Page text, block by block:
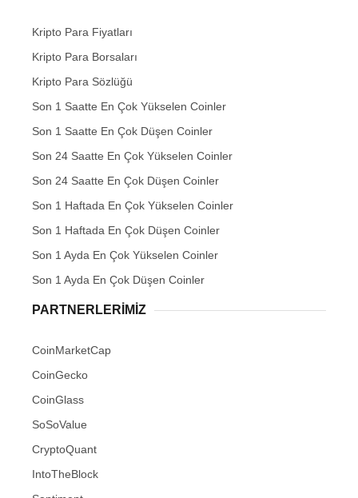
Kripto Para Fiyatları
Kripto Para Borsaları
Kripto Para Sözlüğü
Son 1 Saatte En Çok Yükselen Coinler
Son 1 Saatte En Çok Düşen Coinler
Son 24 Saatte En Çok Yükselen Coinler
Son 24 Saatte En Çok Düşen Coinler
Son 1 Haftada En Çok Yükselen Coinler
Son 1 Haftada En Çok Düşen Coinler
Son 1 Ayda En Çok Yükselen Coinler
Son 1 Ayda En Çok Düşen Coinler
PARTNERLERIMIZ
CoinMarketCap
CoinGecko
CoinGlass
SoSoValue
CryptoQuant
IntoTheBlock